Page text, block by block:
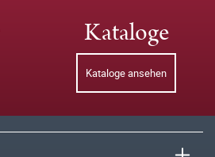
Kataloge
Kataloge ansehen